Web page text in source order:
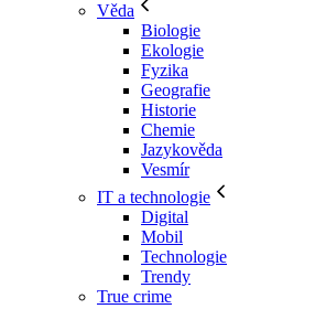
Věda
Biologie
Ekologie
Fyzika
Geografie
Historie
Chemie
Jazykověda
Vesmír
IT a technologie
Digital
Mobil
Technologie
Trendy
True crime